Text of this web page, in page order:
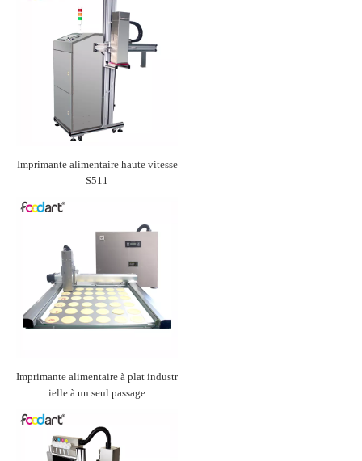
Imprimante alimentaire haute vitesse
S511
Imprimante alimentaire à plat industr
ielle à un seul passage